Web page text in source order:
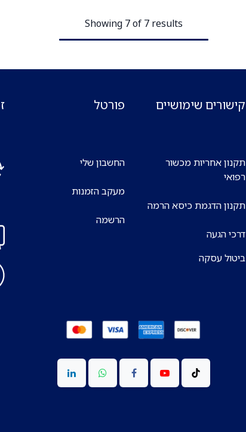
Showing 7 of 7 results
קישורים שימושיים
תקנון אחריות מכשור
רפואי
תקנון הדגמת כיסא הרמה
דרכי הגעה
ביטול עסקה
פורטל
החשבון שלי
מעקב הזמנות
הרשמה